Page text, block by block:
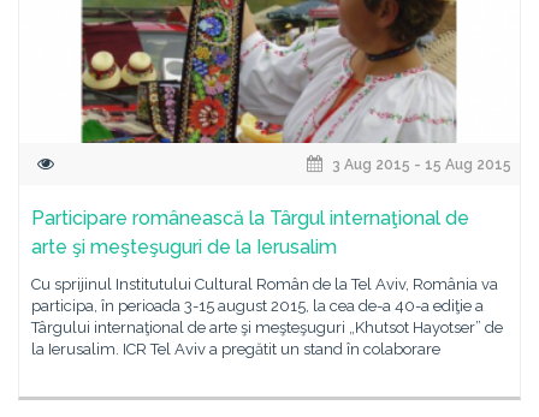
3 Aug 2015 - 15 Aug 2015
Participare românească la Târgul internaţional de
arte şi meşteşuguri de la Ierusalim
Cu sprijinul Institutului Cultural Român de la Tel Aviv, România va
participa, în perioada 3-15 august 2015, la cea de-a 40-a ediţie a
Târgului internaţional de arte şi meşteşuguri „Khutsot Hayotser” de
la Ierusalim. ICR Tel Aviv a pregătit un stand în colaborare